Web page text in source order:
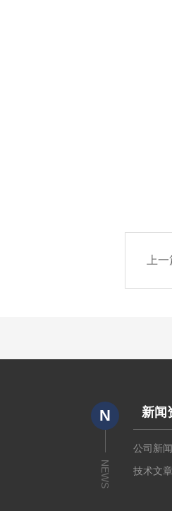
上
N
NEWS
新闻
公司新
技术文